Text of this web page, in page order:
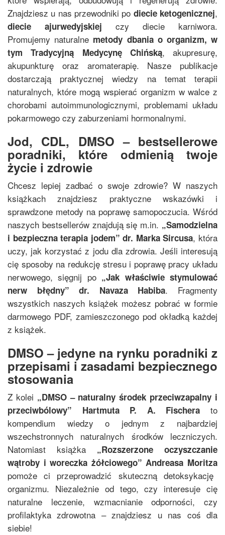
Znajdziesz u nas przewodniki po diecie ketogenicznej,
diecie ajurwedyjskiej czy diecie karniwora.
Promujemy naturalne metody dbania o organizm, w
tymTradycyjną Medycynę Chińską, akupresurę,
akupunkturę oraz aromaterapię. Nasze publikacje
dostarczają praktycznej wiedzy na temat terapii
naturalnych, które mogą wspierać organizm w walce z
chorobami autoimmunologicznymi, problemami układu
pokarmowego czy zaburzeniami hormonalnymi.
Jod, CDL, DMSO – bestsellerowe
poradniki, które odmienią twoje
życie i zdrowie
Chcesz lepiej zadbać o swoje zdrowie? W naszych
książkach znajdziesz praktyczne wskazówki i
sprawdzone metody na poprawę samopoczucia. Wśród
naszych bestsellerów znajdują się m.in. „Samodzielna
i bezpieczna terapia jodem”dr. Marka Sircusa, która
uczy, jak korzystać z jodu dla zdrowia. Jeśli interesują
cię sposoby na redukcję stresu i poprawę pracy układu
nerwowego, sięgnij po „Jak właściwie stymulować
nerw błędny”dr. Navaza Habiba. Fragmenty
wszystkich naszych książek możesz pobrać w formie
darmowego PDF, zamieszczonego pod okładką każdej
z książek.
DMSO – jedyne na rynku poradniki z
przepisami i zasadami bezpiecznego
stosowania
Z kolei „DMSO – naturalny środek przeciwzapalny i
przeciwbólowy” Hartmuta P. A. Fischera to
kompendium wiedzy o jednym z najbardziej
wszechstronnych naturalnych środków leczniczych.
Natomiast książka „Rozszerzone oczyszczanie
wątroby i woreczka żółciowego”Andreasa Moritza
pomoże ci przeprowadzić skuteczną detoksykację
organizmu. Niezależnie od tego, czy interesuje cię
naturalne leczenie, wzmacnianie odporności, czy
profilaktyka zdrowotna – znajdziesz u nas coś dla
siebie!